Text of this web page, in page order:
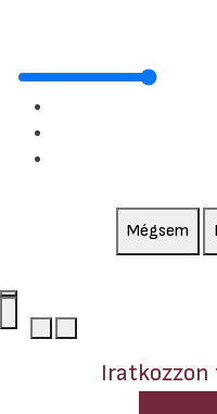
Mégsem
Iratkozzon